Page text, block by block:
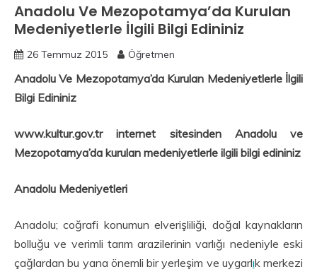
Anadolu Ve Mezopotamya’da Kurulan
Medeniyetlerle İlgili Bilgi Edininiz
26 Temmuz 2015 Öğretmen
Anadolu Ve Mezopotamya’da Kurulan Medeniyetlerle İlgili
Bilgi Edininiz
www.kultur.gov.tr internet sitesinden Anadolu ve
Mezopotamya’da kurulan medeniyetlerle ilgili bilgi edininiz
Anadolu Medeniyetleri
Anadolu; coğrafi konumun elverişliliği, doğal kaynakların
bolluğu ve verimli tarım arazilerinin varlığı nedeniyle eski
çağlardan bu yana önemli bir yerleşim ve uygarlık merkezi